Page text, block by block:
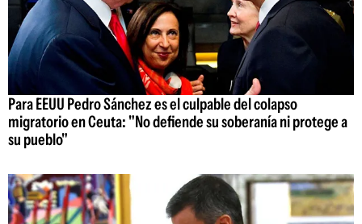
Para EEUU Pedro Sánchez es el culpable del colapso
migratorio en Ceuta: "No defiende su soberanía ni protege a
su pueblo"